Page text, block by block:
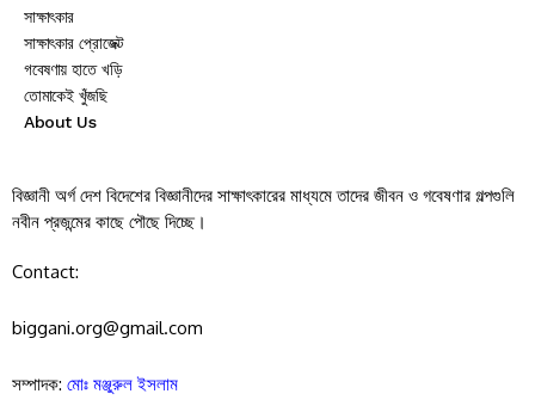
সাক্ষাৎকার
সাক্ষাৎকার প্রোজেক্ট
গবেষণায় হাতে খড়ি
তোমাকেই খুঁজছি
About Us
বিজ্ঞানী অর্গ দেশ বিদেশের বিজ্ঞানীদের সাক্ষাৎকারের মাধ্যমে তাদের জীবন ও গবেষণার গল্পগুলি
নবীন প্রজন্মের কাছে পৌছে দিচ্ছে।
Contact:
biggani.org@gmail.com
সম্পাদক: মোঃ মঞ্জুরুল ইসলাম